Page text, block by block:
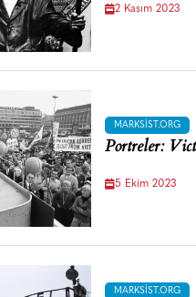
2 Kasım 2023
MARKSIST.ORG
Portreler:
5 Ekim 2023
MARKSIST.ORG